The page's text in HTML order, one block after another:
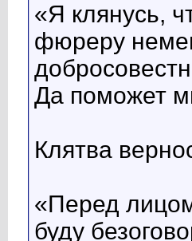
«Я клянусь,
фюреру
Да поможет
Клятва
«Перед
буду